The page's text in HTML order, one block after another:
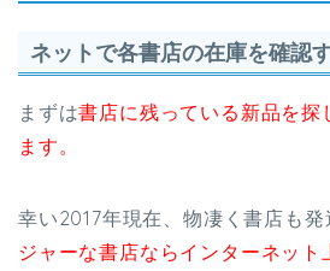
ネットで各書店の在庫を確認
まずは書店に残っている新品を探
ます。
幸い2017年現在、物凄く書店も発
ジャーな書店ならインターネット